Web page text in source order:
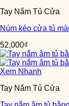
Tay Nắm Tủ Cửa
Núm kéo cửa tủ
52,000₫
Xem Nhanh
Tay Nắm Tủ Cửa